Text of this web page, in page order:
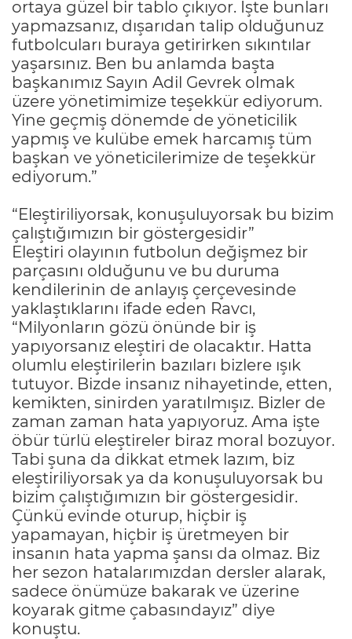
ortaya güzel bir tablo çıkıyor. İşte bunları
yapmazsanız, dışarıdan talip olduğunuz
futbolcuları buraya getirirken sıkıntılar
yaşarsınız. Ben bu anlamda başta
başkanımız Sayın Adil Gevrek olmak
üzere yönetimimize teşekkür ediyorum.
Yine geçmiş dönemde de yöneticilik
yapmış ve kulübe emek harcamış tüm
başkan ve yöneticilerimize de teşekkür
ediyorum.”
“Eleştiriliyorsak, konuşuluyorsak bu bizim
çalıştığımızın bir göstergesidir”
Eleştiri olayının futbolun değişmez bir
parçasını olduğunu ve bu duruma
kendilerinin de anlayış çerçevesinde
yaklaştıklarını ifade eden Ravcı,
“Milyonların gözü önünde bir iş
yapıyorsanız eleştiri de olacaktır. Hatta
olumlu eleştirilerin bazıları bizlere ışık
tutuyor. Bizde insanız nihayetinde, etten,
kemikten, sinirden yaratılmışız. Bizler de
zaman zaman hata yapıyoruz. Ama işte
öbür türlü eleştireler biraz moral bozuyor.
Tabi şuna da dikkat etmek lazım, biz
eleştiriliyorsak ya da konuşuluyorsak bu
bizim çalıştığımızın bir göstergesidir.
Çünkü evinde oturup, hiçbir iş
yapamayan, hiçbir iş üretmeyen bir
insanın hata yapma şansı da olmaz. Biz
her sezon hatalarımızdan dersler alarak,
sadece önümüze bakarak ve üzerine
koyarak gitme çabasındayız” diye
konuştu.